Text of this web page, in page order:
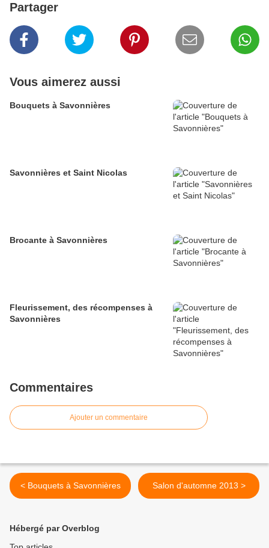
Partager
Vous aimerez aussi
Bouquets à Savonnières
Savonnières et Saint Nicolas
Brocante à Savonnières
Fleurissement, des récompenses à
Savonnières
Commentaires
Ajouter un commentaire
< Bouquets à Savonnières Salon d'automne 2013 >
Hébergé par Overblog